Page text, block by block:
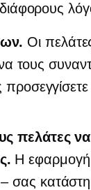
Οι
τους
πελάτες
Η εφαρμογή
σας